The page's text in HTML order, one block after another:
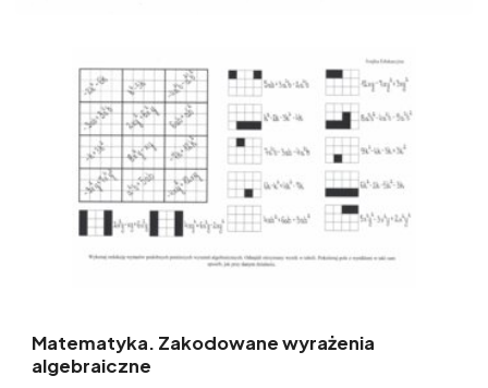
Matematyka. Zakodowane wyrażenia
algebraiczne